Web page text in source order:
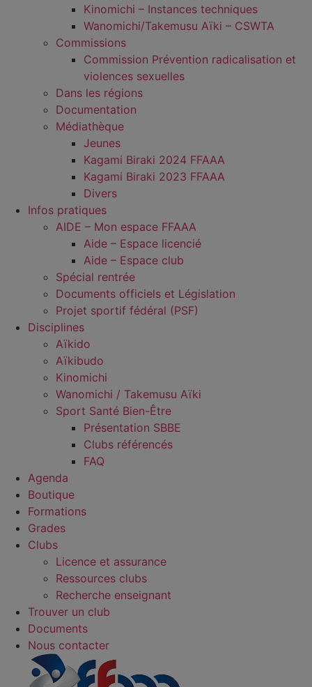
Kinomichi – Instances techniques
Wanomichi/Takemusu Aïki – CSWTA
Commissions
Commission Prévention radicalisation et
violences sexuelles
Dans les régions
Documentation
Médiathèque
Jeunes
Kagami Biraki 2024 FFAAA
Kagami Biraki 2023 FFAAA
Divers
Infos pratiques
AIDE – Mon espace FFAAA
Aide – Espace licencié
Aide – Espace club
Spécial rentrée
Documents officiels et Législation
Projet sportif fédéral (PSF)
Disciplines
Aïkido
Aïkibudo
Kinomichi
Wanomichi / Takemusu Aïki
Sport Santé Bien-Être
Présentation SBBE
Clubs référencés
FAQ
Agenda
Boutique
Formations
Grades
Clubs
Licence et assurance
Ressources clubs
Recherche enseignant
Trouver un club
Documents
Nous contacter